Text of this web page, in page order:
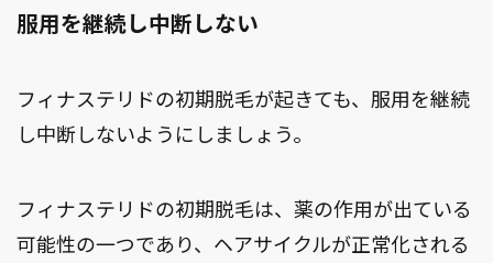
服用を継続し中断しない
フィナステリドの初期脱毛が起きても、服用を継続
し中断しないようにしましょう。
フィナステリドの初期脱毛は、薬の作用が出ている
可能性の一つであり、ヘアサイクルが正常化される